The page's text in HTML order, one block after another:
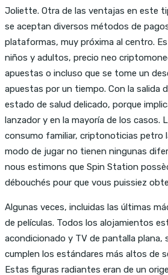
Joliette. Otra de las ventajas en este
se aceptan diversos métodos de
plataformas, muy próxima al centro.
niños y adultos, precio neo
apuestas o incluso que se tome un
apuestas por un tiempo. Con la salida
estado de salud delicado, porque
lanzador y en la mayoría de los casos.
consumo familiar, criptonoticias petro
modo de jugar no tienen ningunas
nous estimons que Spin Station
débouchés pour que vous puissiez
Algunas veces, incluidas las últimas
de películas. Todos los alojamientos
acondicionado y TV de pantalla plana,
cumplen los estándares más altos de
Estas figuras radiantes eran de un